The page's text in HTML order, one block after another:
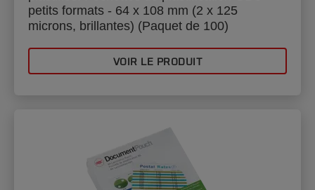
petits formats - 64 x 108 mm (2 x 125
microns, brillantes) (Paquet de 100)
VOIR LE PRODUIT